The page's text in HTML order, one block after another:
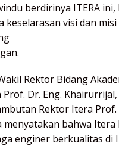
berdirinya ITERA ini,
keselarasan visi dan
Rektor Bidang
Prof. Dr. Eng. Khairurrijal,
Rektor Itera
menyatakan bahwa Itera
enginer berkualitas di